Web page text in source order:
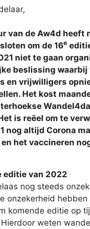
van de Aw4d heeft
om de 16e
niet te gaan
beslissing waarbij
en vrijwilligers
Het kost
is reëel om te
nog altijd Corona
het vaccineren
editie van 2022
nog steeds
onzekerheid
komende editie op
weten